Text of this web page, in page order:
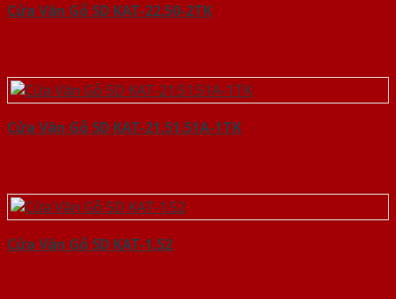
Cửa Vân Gỗ 5D KAT-22.50-2TK
Cửa Vân Gỗ 5D KAT-21.51.51A-1TK
Cửa Vân Gỗ 5D KAT-1.52